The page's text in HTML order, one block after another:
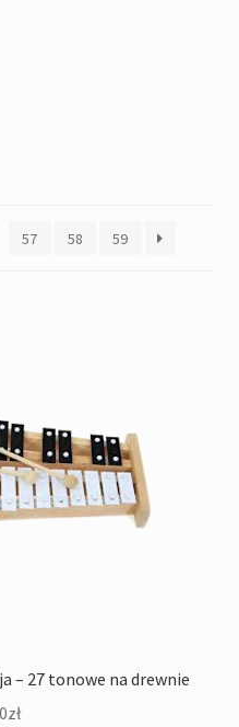
57 58 59
– 27 tonowe na drewnie
zł